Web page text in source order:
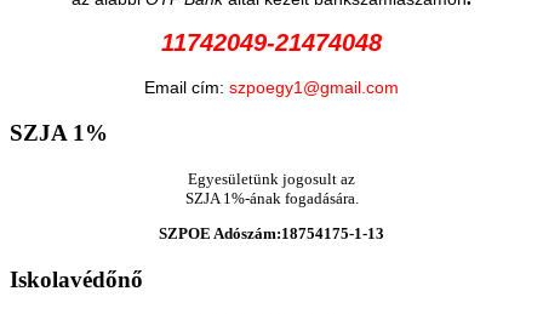
11742049-21474048
Email cím: szpoegy1@gmail.com
SZJA1%
Egyesületünk jogosult az
SZJA 1%-ának fogadására.
SZPOE Adószám:18754175-1-13
Iskolavédőnő